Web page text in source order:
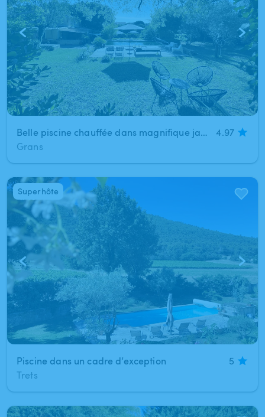
Belle piscine chauffée dans magnifique jardin avec vue dominante sur Grans
4.97
Grans
1/10
Piscine dans un cadre d’exception
5
Trets
Superhôte